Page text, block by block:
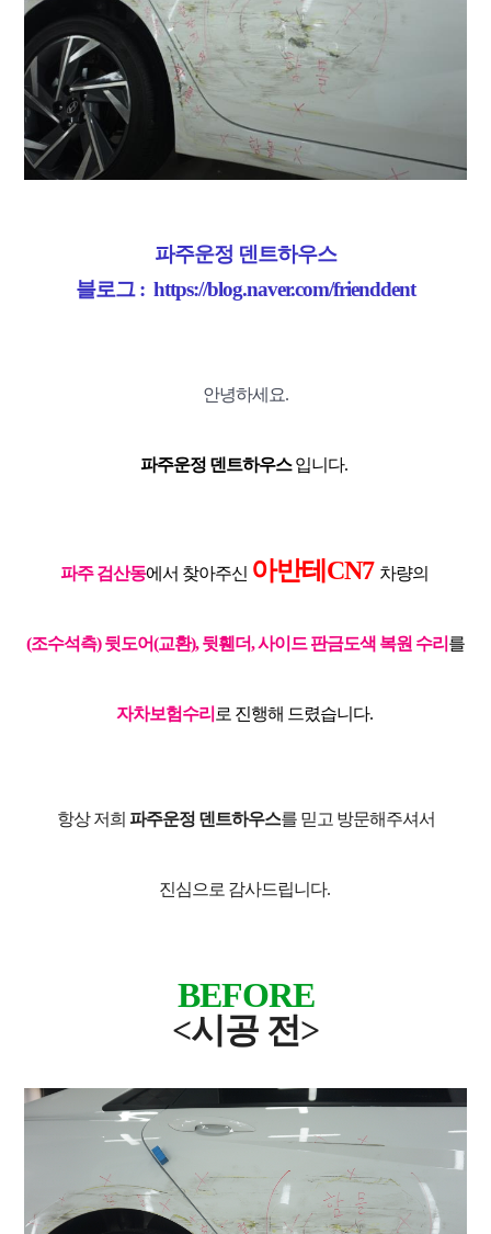
파주운정 덴트하우스
블로그 : https://blog.naver.com/frienddent
안녕하세요.
파주운정 덴트하우스입니다.
파주 검산동에서 찾아주신 아반테CN7 차량의
(조수석측) 뒷도어(교환), 뒷휀더, 사이드 판금도색 복원 수리 를
자차보험수리 로 진행해 드렸습니다.
항상 저희 파주운정 덴트하우스를 믿고 방문해주셔서
진심으로 감사드립니다.
BEFORE
<시공 전>